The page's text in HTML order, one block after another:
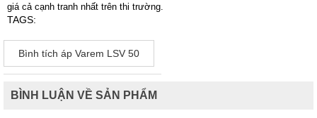
giá cả cạnh tranh nhất trên thi trường.
TAGS:
Bình tích áp Varem LSV 50
BÌNH LUẬN VỀ SẢN PHẨM